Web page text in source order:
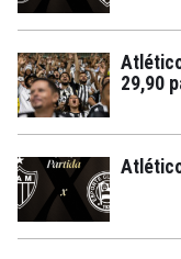
29,90